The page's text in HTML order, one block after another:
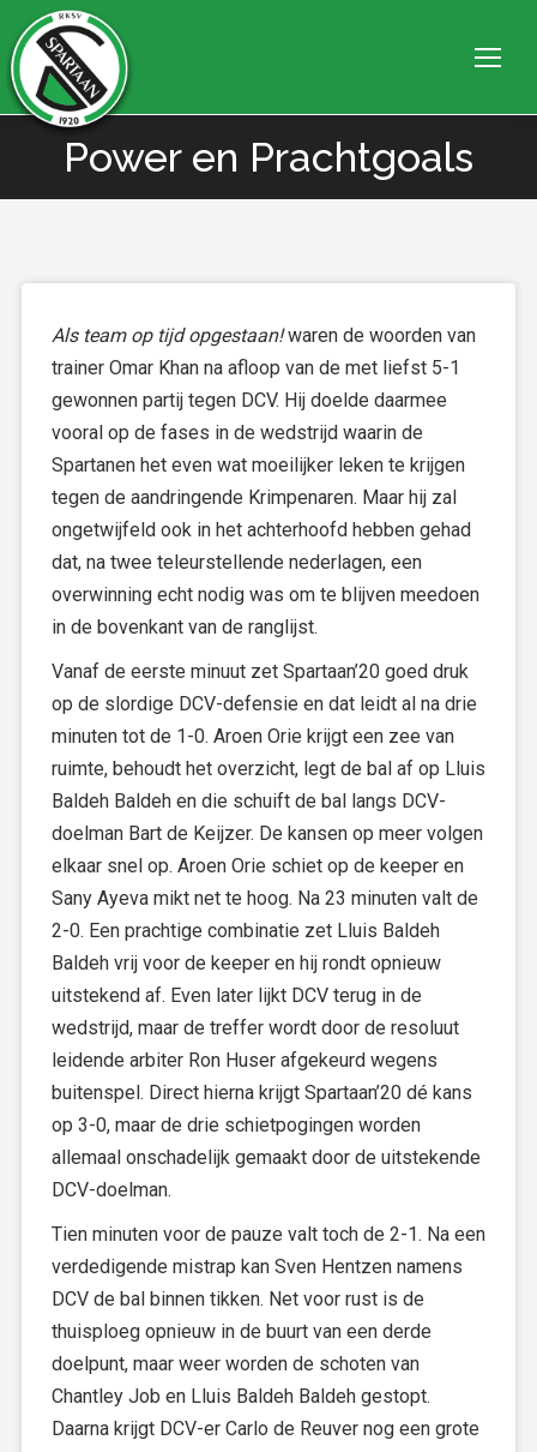
Power en Prachtgoals
Je bent hier:
Als team op tijd opgestaan!waren de woorden van
trainer Omar Khan na afloop van de met liefst 5-1
gewonnen partij tegen DCV. Hij doelde daarmee
vooral op de fases in de wedstrijd waarin de
Spartanen het even wat moeilijker leken te krijgen
tegen de aandringende Krimpenaren. Maar hij zal
ongetwijfeld ook in het achterhoofd hebben gehad
dat, na twee teleurstellende nederlagen, een
overwinning echt nodig was om te blijven meedoen
in de bovenkant van de ranglijst.
Vanaf de eerste minuut zet Spartaan’20 goed druk
op de slordige DCV-defensie en dat leidt al na drie
minuten tot de 1-0. Aroen Orie krijgt een zee van
ruimte, behoudt het overzicht, legt de bal af op Lluis
Baldeh Baldeh en die schuift de bal langs DCV-
doelman Bart de Keijzer. De kansen op meer volgen
elkaar snel op. Aroen Orie schiet op de keeper en
Sany Ayeva mikt net te hoog. Na 23 minuten valt de
2-0. Een prachtige combinatie zet Lluis Baldeh
Baldeh vrij voor de keeper en hij rondt opnieuw
uitstekend af. Even later lijkt DCV terug in de
wedstrijd, maar de treffer wordt door de resoluut
leidende arbiter Ron Huser afgekeurd wegens
buitenspel. Direct hierna krijgt Spartaan’20 dé kans
op 3-0, maar de drie schietpogingen worden
allemaal onschadelijk gemaakt door de uitstekende
DCV-doelman.
Tien minuten voor de pauze valt toch de 2-1. Na een
verdedigende mistrap kan Sven Hentzen namens
DCV de bal binnen tikken. Net voor rust is de
thuisploeg opnieuw in de buurt van een derde
doelpunt, maar weer worden de schoten van
Chantley Job en Lluis Baldeh Baldeh gestopt.
Daarna krijgt DCV-er Carlo de Reuver nog een grote